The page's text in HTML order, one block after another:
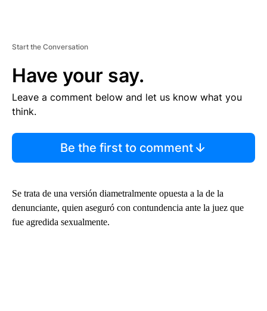
Start the Conversation
Have your say.
Leave a comment below and let us know what you
think.
Be the first to comment
Se trata de una versión diametralmente opuesta a la de la
denunciante, quien aseguró con contundencia ante la juez que
fue agredida sexualmente.